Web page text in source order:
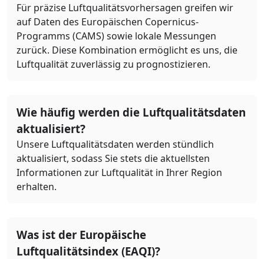
Für präzise Luftqualitätsvorhersagen greifen wir
auf Daten des Europäischen Copernicus-
Programms (CAMS) sowie lokale Messungen
zurück. Diese Kombination ermöglicht es uns, die
Luftqualität zuverlässig zu prognostizieren.
Wie häufig werden die Luftqualitätsdaten
aktualisiert?
Unsere Luftqualitätsdaten werden stündlich
aktualisiert, sodass Sie stets die aktuellsten
Informationen zur Luftqualität in Ihrer Region
erhalten.
Was ist der Europäische
Luftqualitätsindex (EAQI)?